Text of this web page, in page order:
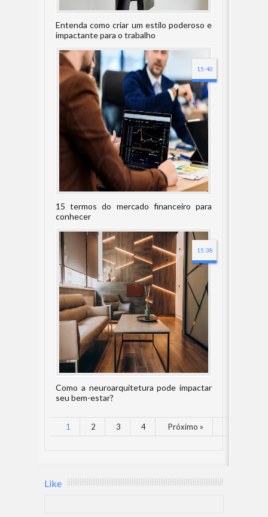
Entenda como criar um estilo poderoso e
impactante para o trabalho
15 termos do mercado financeiro para
conhecer
15:40
Como a neuroarquitetura pode impactar
seu bem-estar?
15:38
1 2 3 4 Próximo »
Like